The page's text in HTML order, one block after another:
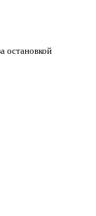
остановкой